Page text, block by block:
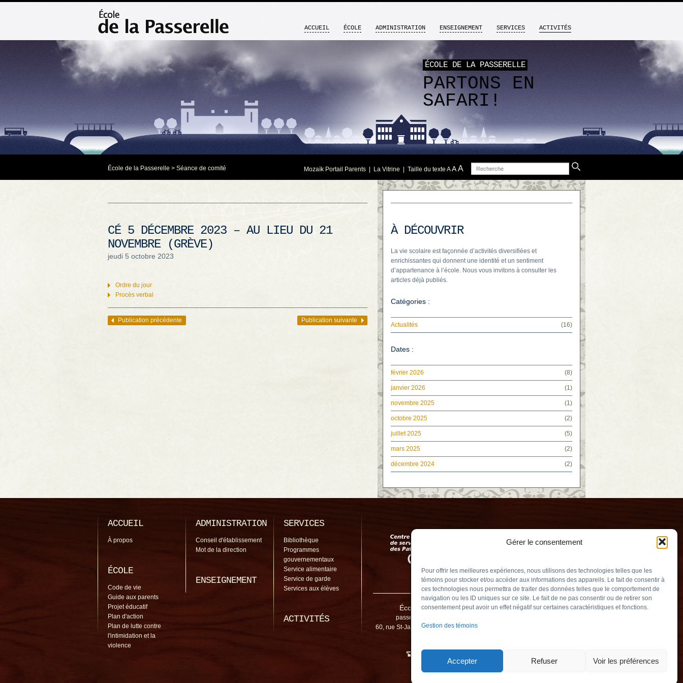
Gérer le consentement
Pour offrir les meilleures expériences, nous utilisons des technologies telles que les
témoins pour stocker et/ou accéder aux informations des appareils. Le fait de consentir à
ces technologies nous permettra de traiter des données telles que le comportement de
navigation ou les ID uniques sur ce site. Le fait de ne pas consentir ou de retirer son
consentement peut avoir un effet négatif sur certaines caractéristiques et fonctions.
Gestion des témoins
Accepter Refuser Voir les préférences
ÉCOLE DE LA PASSERELLE
PARTONS EN
SAFARI!
ACCUEIL ÉCOLE ADMINISTRATION ENSEIGNEMENT SERVICES ACTIVITÉS
École de la Passerelle > Séance de comité Mozaïk Portail Parents La Vitrine | Taille du texte A AA Recherche
CÉ 5 DÉCEMBRE 2023 – AU LIEU DU 21
NOVEMBRE (GRÈVE)
jeudi 5 octobre 2023
Ordre du jour
Procès verbal
Navigation des articles
Publication précédente Publication suivante
À DÉCOUVRIR
La vie scolaire est façonnée d’activités diversifiées et
enrichissantes qui donnent une identité et un sentiment
d’appartenance à l’école. Nous vous invitons à consulter les
articles déjà publiés.
Catégories :
Actualités (16)
Dates :
février 2026 (8)
janvier 2026 (1)
novembre 2025 (1)
octobre 2025 (2)
juillet 2025 (5)
mars 2025 (2)
décembre 2024 (2)
ACCUEIL
À propos
ÉCOLE
Code de vie
Guide aux parents
Projet éducatif
Plan d'action
Plan de lutte contre
l'intimidation et la
violence
ADMINISTRATION
Conseil d'établissement
Mot de la direction
ENSEIGNEMENT
SERVICES
Bibliothèque
Programmes
gouvernementaux
Service alimentaire
Service de garde
Services aux élèves
ACTIVITÉS
École de la Passerelle
passerelle@cssp.gouv.qc.ca
60, rue St-Jacques, Chambly (Québec) J3L
450 461-5903